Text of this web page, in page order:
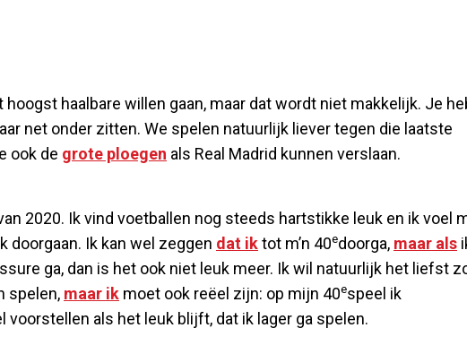
haalbare willen gaan, maar dat wordt niet makkelijk. Je
net onder zitten. We spelen natuurlijk liever tegen die laatste
ook de grote ploegen als Real Madrid kunnen verslaan.
2020. Ik vind voetballen nog steeds hartstikke leuk en ik voel
doorgaan. Ik kan wel zeggen dat iktot m’n 40edoorga, maar als
ga, dan is het ook niet leuk meer. Ik wil natuurlijk het liefst
spelen, maar ik moet ook reëel zijn: op mijn 40espeel ik
als het leuk blijft, dat ik lager ga spelen.